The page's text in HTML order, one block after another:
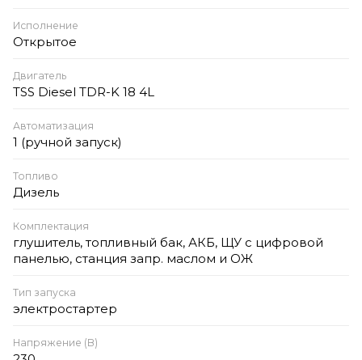
Исполнение
Открытое
Двигатель
TSS Diesel TDR-K 18 4L
Автоматизация
1 (ручной запуск)
Топливо
Дизель
Комплектация
глушитель, топливный бак, АКБ, ЩУ с цифровой
панелью, станция запр. маслом и ОЖ
Тип запуска
электростартер
Напряжение (В)